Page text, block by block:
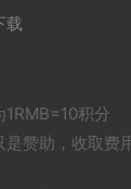
载
积分
是赞助，收取费